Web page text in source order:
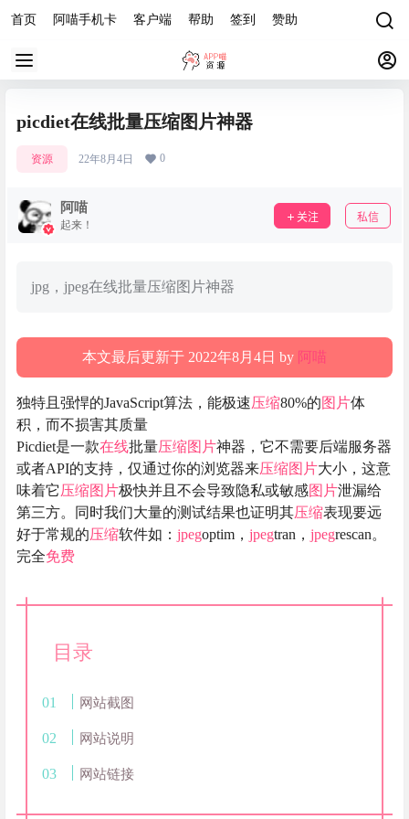
首页 阿喵手机卡 客户端 帮助 签到 赞助
picdiet在线批量压缩图片神器
资源 22年8月4日 0
阿喵
起来！
关注 私信
jpg，jpeg在线批量压缩图片神器
本文最后更新于 2022年8月4日 by 阿喵
独特且强悍的JavaScript算法，能极速压缩80%的图片体
积，而不损害其质量
Picdiet是一款在线批量压缩图片神器，它不需要后端服务器
或者API的支持，仅通过你的浏览器来压缩图片大小，这意
味着它压缩图片极快并且不会导致隐私或敏感图片泄漏给
第三方。同时我们大量的测试结果也证明其压缩表现要远
好于常规的压缩软件如： jpegoptim， jpegtran， jpegrescan。
完全免费
目录
网站截图
网站说明
网站链接